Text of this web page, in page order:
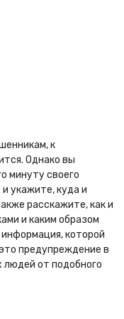
к
Однако вы
минуту своего
укажите, куда и
расскажите, как и
и каким образом
которой
предупреждение в
людей от подобного